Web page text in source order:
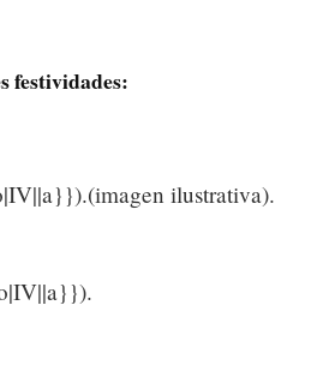
festividades:
ilustrativa).